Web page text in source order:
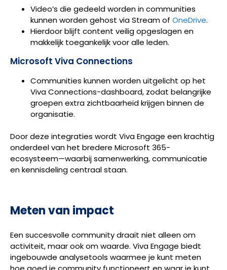
Video’s die gedeeld worden in communities
kunnen worden gehost via Stream of OneDrive.
Hierdoor blijft content veilig opgeslagen en
makkelijk toegankelijk voor alle leden.
Microsoft Viva Connections
Communities kunnen worden uitgelicht op het
Viva Connections-dashboard, zodat belangrijke
groepen extra zichtbaarheid krijgen binnen de
organisatie.
Door deze integraties wordt Viva Engage een krachtig
onderdeel van het bredere Microsoft 365-
ecosysteem—waarbij samenwerking, communicatie
en kennisdeling centraal staan.
Meten van impact
Een succesvolle community draait niet alleen om
activiteit, maar ook om waarde. Viva Engage biedt
ingebouwde analysetools waarmee je kunt meten